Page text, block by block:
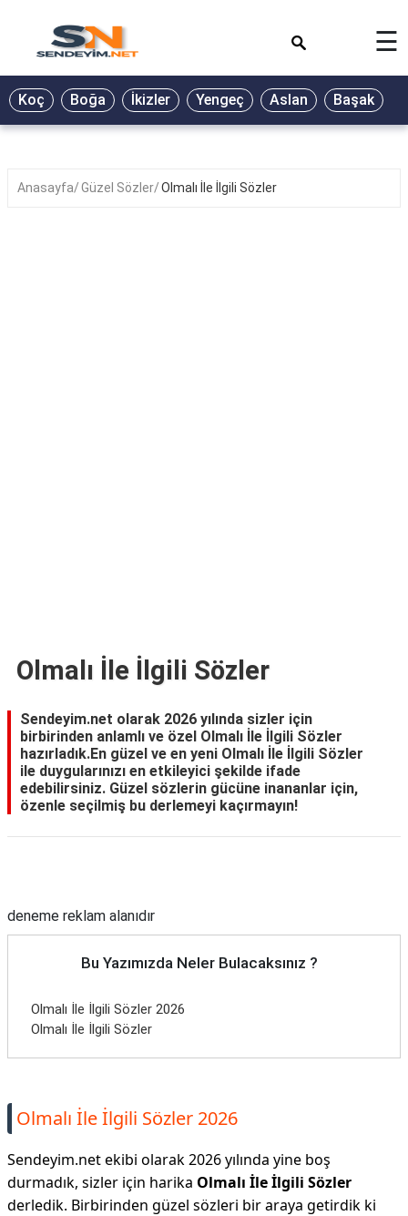
BİYOGRAFİ
GALERİ
☰
Koç Boğa İkizler Yengeç Aslan Başak
Anasayfa Güzel Sözler Olmalı İle İlgili Sözler
Olmalı İle İlgili Sözler
Sendeyim.net olarak 2026 yılında sizler için
birbirinden anlamlı ve özel Olmalı İle İlgili Sözler
hazırladık.En güzel ve en yeni Olmalı İle İlgili Sözler
ile duygularınızı en etkileyici şekilde ifade
edebilirsiniz. Güzel sözlerin gücüne inananlar için,
özenle seçilmiş bu derlemeyi kaçırmayın!
deneme reklam alanıdır
Bu Yazımızda Neler Bulacaksınız ?
Olmalı İle İlgili Sözler 2026
Olmalı İle İlgili Sözler
Olmalı İle İlgili Sözler 2026
Sendeyim.net ekibi olarak 2026 yılında yine boş
durmadık, sizler için harika Olmalı İle İlgili Sözler
derledik. Birbirinden güzel sözleri bir araya getirdik ki